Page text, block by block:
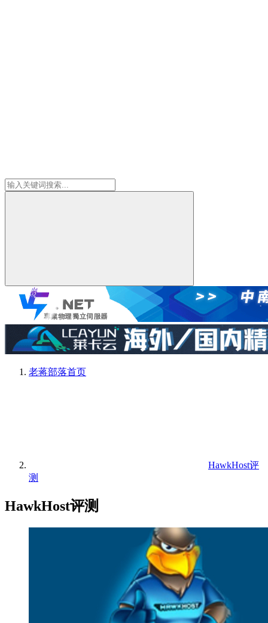
老蒋部落首页
HawkHost评
测
HawkHost评测